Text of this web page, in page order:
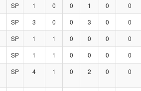
SP 1 0 0 1 0 0
SP 3 0 0 3 0 0
SP 1 1 0 0 0 0
SP 1 1 0 0 0 0
SP 4 1 0 2 0 0